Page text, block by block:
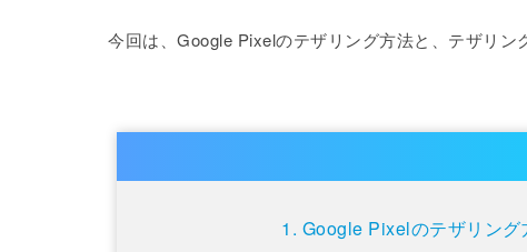
今回は、Google Pixelのテザリング方法と、テザリン
Google Pixelのテザリング